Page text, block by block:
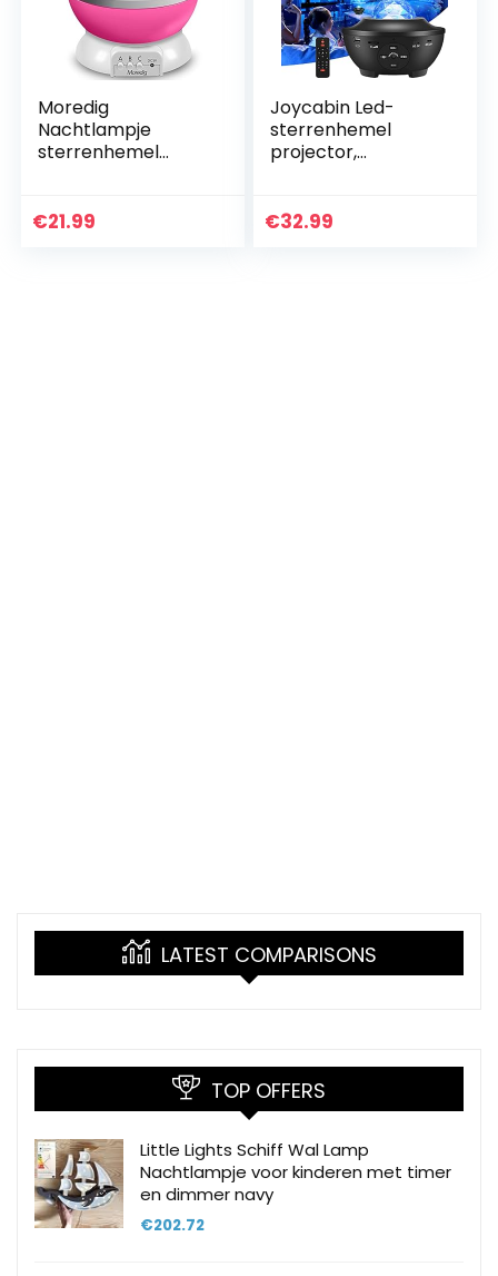
Moredig
Nachtlampje
sterrenhemel
nachtlampje met 8
€21.99
Joycabin Led-
sterrenhemel
projector,
projectielamp,
€32.99
LATEST COMPARISONS
TOP OFFERS
Little Lights Schiff Wal Lamp
Nachtlampje voor kinderen met timer
en dimmer navy
€202.72